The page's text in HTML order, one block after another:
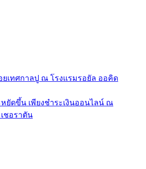
ยเทศกาลปู ณ โรงแรมรอยัล ออคิด
ยัดขึ้น เพียงชำระเงินออนไลน์ ณ
ชอราตัน